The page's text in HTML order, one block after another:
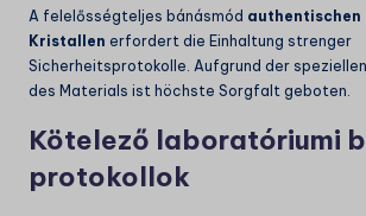
A felelősségteljes bánásmód authentischen
Kristallen erfordert die Einhaltung strenger
Sicherheitsprotokolle. Aufgrund der
des Materials ist höchste Sorgfalt geboten.
Kötelező laboratóriumi
protokollok